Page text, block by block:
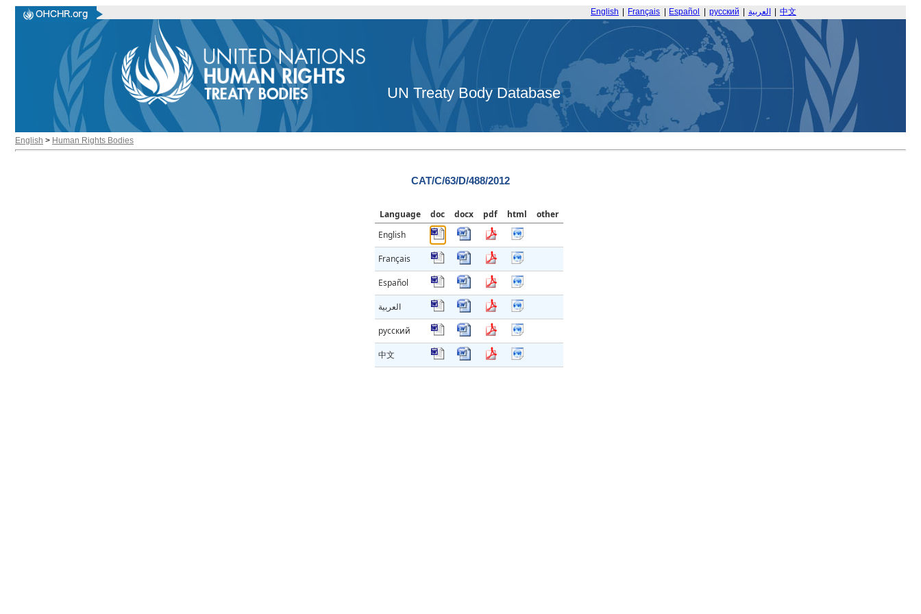
English Français Español русский العربية 中文
UN Treaty Body Database
English > Human Rights Bodies
CAT/C/63/D/488/2012
Language doc docx pdf html
other
English
Français
Español
العربية
русский
中文